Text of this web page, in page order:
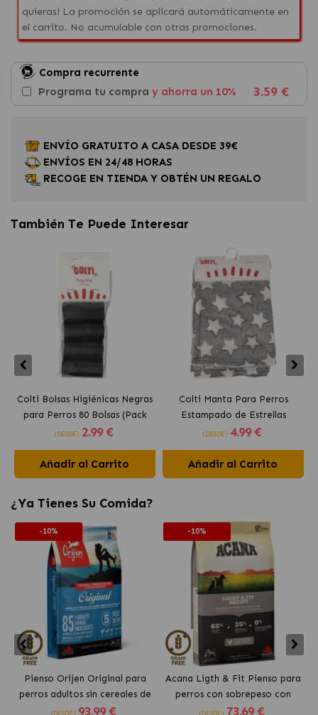
quieras! La promoción se aplicará automáticamente en
el carrito. No acumulable con otras promociones.
Compra recurrente
Programa tu compra y ahorra un 10% 3.59 €
ENVÍO GRATUITO A CASA DESDE 39€
ENVÍOS EN 24/48 HORAS
RECOGE EN TIENDA Y OBTÉN UN REGALO
También Te Puede Interesar
Colti Bolsas Higiénicas Negras
para Perros 80 Bolsas (Pack
4x20ud)
(DESDE) 2.99 €
Añadir al Carrito
Colti Manta Para Perros
Estampado de Estrellas
(DESDE) 4.99 €
Añadir al Carrito
¿Ya Tienes Su Comida?
-10%
Pienso Orijen Original para
perros adultos sin cereales de
pollo
(DESDE) 93.99 €
-10%
Acana Ligth & Fit Pienso para
perros con sobrepeso con
pollo fresco
(DESDE) 73.69 €